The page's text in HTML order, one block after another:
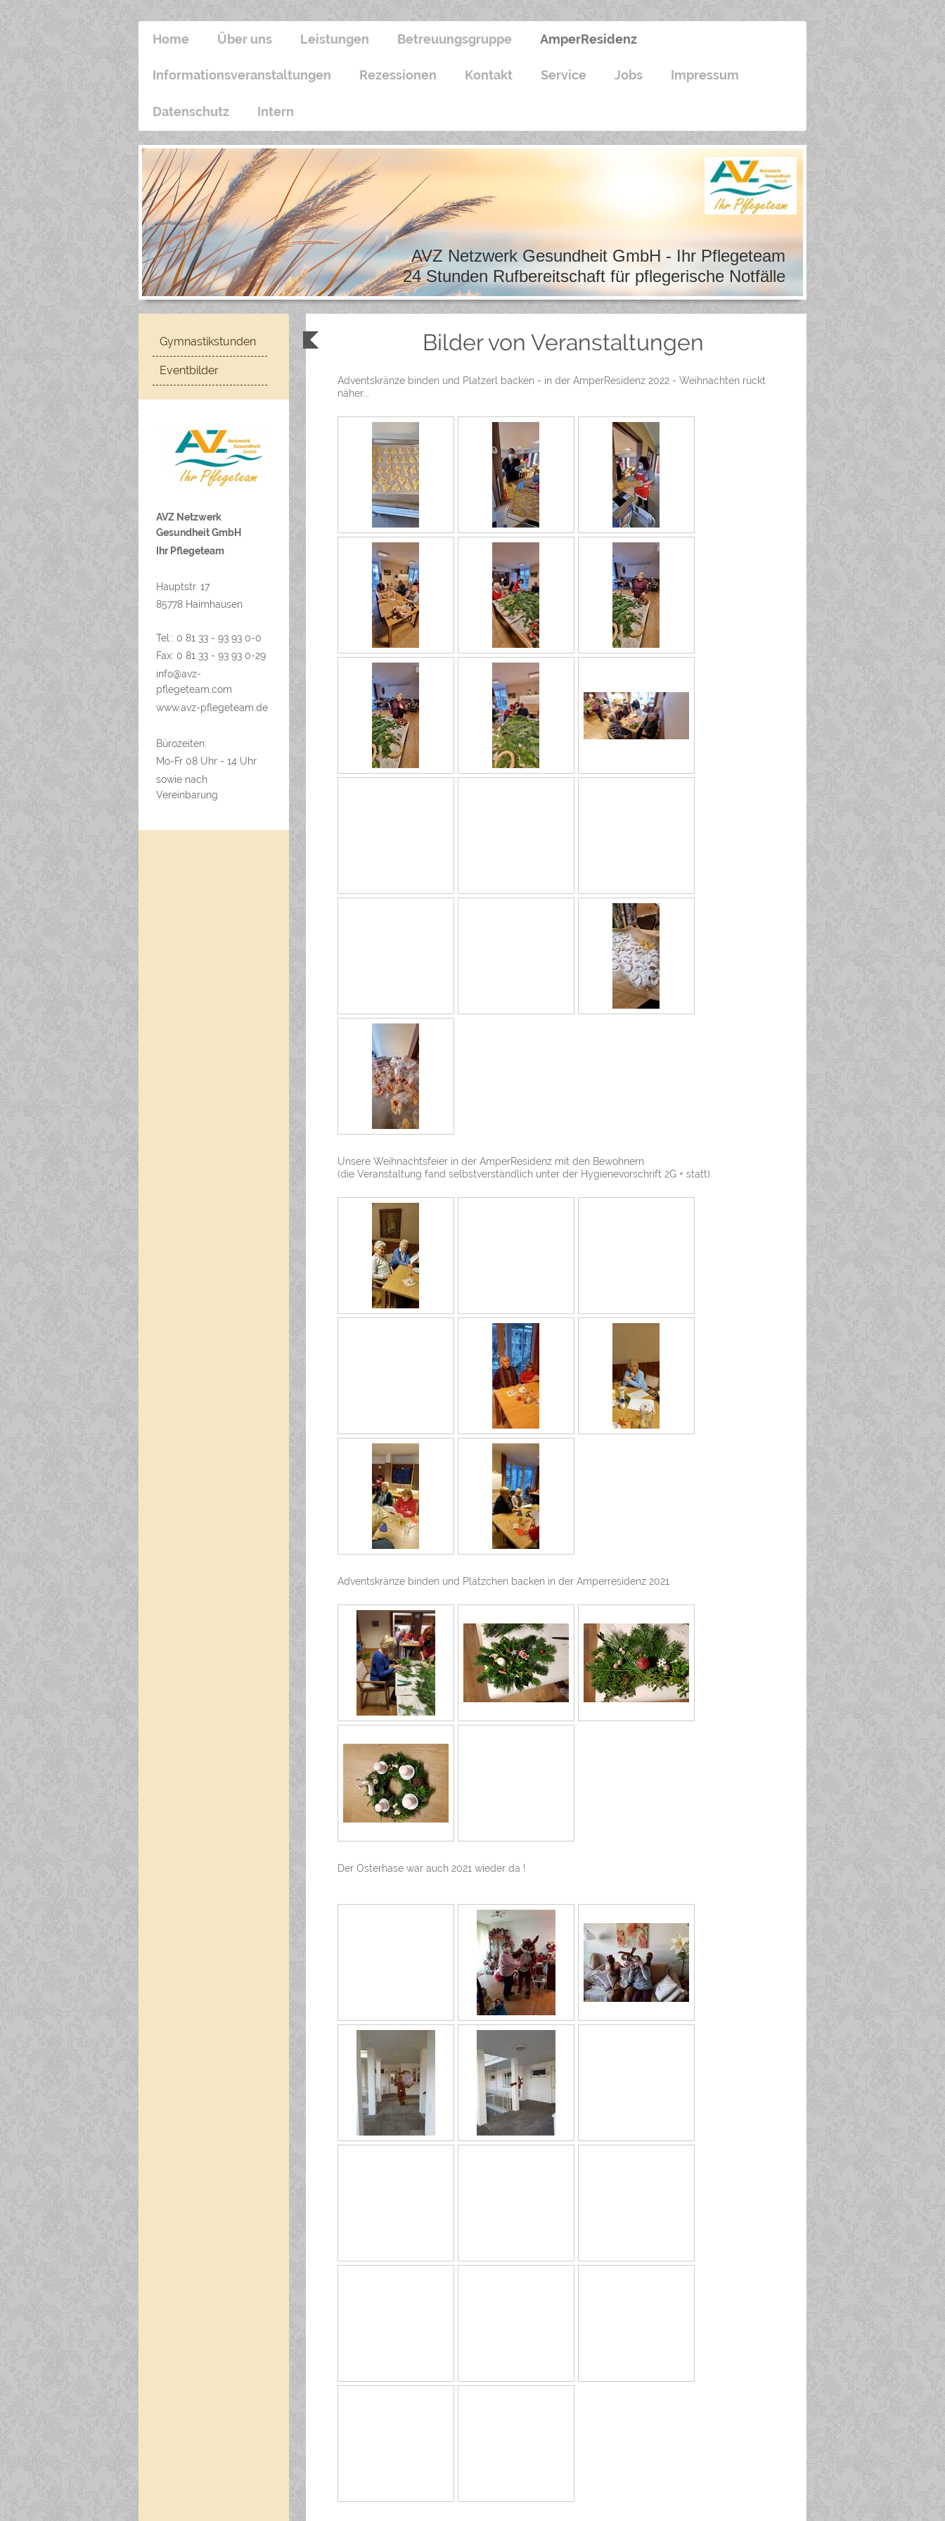
Home Über uns Leistungen Betreuungsgruppe AmperResidenz
Informationsveranstaltungen Rezessionen Kontakt Service Jobs Impressum
Datenschutz Intern
AVZ Netzwerk Gesundheit GmbH - Ihr Pflegeteam
24 Stunden Rufbereitschaft für pflegerische Notfälle
Bilder von Veranstaltungen
Adventskränze binden und Platzerl backen - in der AmperResidenz 2022 - Weihnachten rückt
näher...
Unsere Weihnachtsfeier in der AmperResidenz mit den Bewohnern
(die Veranstaltung fand selbstverständlich unter der Hygienevorschrift 2G + statt)
Adventskränze binden und Plätzchen backen in der Amperresidenz 2021
Der Osterhase war auch 2021 wieder da !
Gymnastikstunden
Eventbilder
AVZ Netzwerk
Gesundheit GmbH
Ihr Pflegeteam
Hauptstr. 17
85778 Haimhausen
Tel:: 0 81 33 - 93 93 0-0
Fax: 0 81 33 - 93 93 0-29
info@avz-
pflegeteam.com
www.avz-pflegeteam.de
Bürozeiten:
Mo-Fr 08 Uhr - 14 Uhr
sowie nach
Vereinbarung